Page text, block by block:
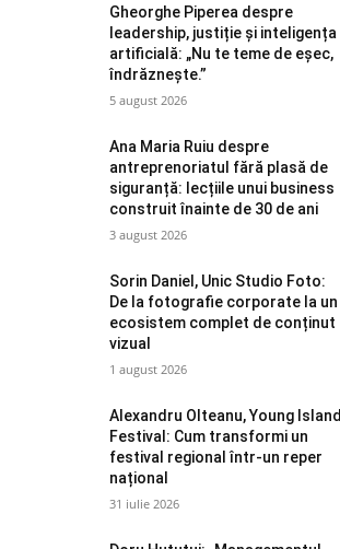
Gheorghe Piperea despre
leadership, justiție și inteligența
artificială: „Nu te teme de eșec,
îndrăznește.”
5 august 2026
Ana Maria Ruiu despre
antreprenoriatul fără plasă de
siguranță: lecțiile unui business
construit înainte de 30 de ani
3 august 2026
Sorin Daniel, Unic Studio Foto:
De la fotografie corporate la un
ecosistem complet de conținut
vizual
1 august 2026
Alexandru Olteanu, Young Island
Festival: Cum transformi un
festival regional într-un reper
național
31 iulie 2026